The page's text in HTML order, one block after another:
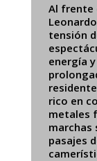
Al frente
tensión
energía
rico en
metales
marchas
pasajes